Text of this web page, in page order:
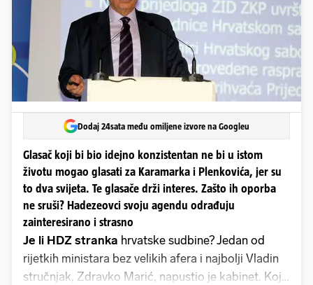
Dodaj 24sata među omiljene izvore na Googleu
Glasač koji bi bio idejno konzistentan ne bi u istom
životu mogao glasati za Karamarka i Plenkovića, jer su
to dva svijeta. Te glasače drži interes. Zašto ih oporba
ne sruši? Hadezeovci svoju agendu odrađuju
zainteresirano i strasno
Je li HDZ stranka hrvatske sudbine? Jedan od
rijetkih ministara bez velikih afera i najbolji Vladin
stručnjak, Zdravko Marić, napustio je kabinet. Koji